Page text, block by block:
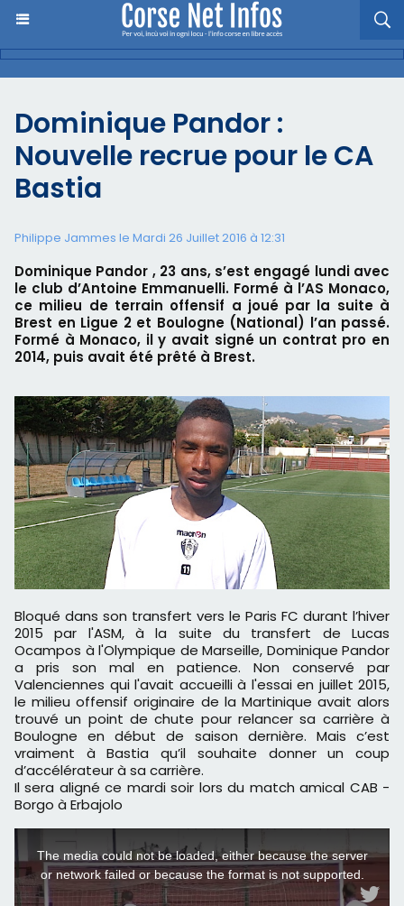
Dominique Pandor :
Nouvelle recrue pour le CA
Bastia
Philippe Jammes le Mardi 26 Juillet 2016 à 12:31
Dominique Pandor , 23 ans, s’est engagé lundi avec
le club d’Antoine Emmanuelli. Formé à l’AS Monaco,
ce milieu de terrain offensif a joué par la suite à
Brest en Ligue 2 et Boulogne (National) l’an passé.
Formé à Monaco, il y avait signé un contrat pro en
2014, puis avait été prêté à Brest.
Bloqué dans son transfert vers le Paris FC durant l’hiver
2015 par l'ASM, à la suite du transfert de Lucas
Ocampos à l'Olympique de Marseille, Dominique Pandor
a pris son mal en patience. Non conservé par
Valenciennes qui l'avait accueilli à l'essai en juillet 2015,
le milieu offensif originaire de la Martinique avait alors
trouvé un point de chute pour relancer sa carrière à
Boulogne en début de saison dernière. Mais c’est
vraiment à Bastia qu’il souhaite donner un coup
d’accélérateur à sa carrière.
Il sera aligné ce mardi soir lors du match amical CAB -
Borgo à Erbajolo